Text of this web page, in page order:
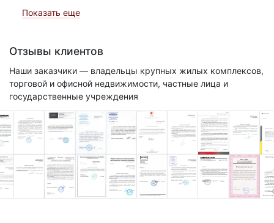
Показать еще
Отзывы клиентов
Наши заказчики — владельцы крупных жилых комплексов,
торговой и офисной недвижимости, частные лица и
государственные учреждения